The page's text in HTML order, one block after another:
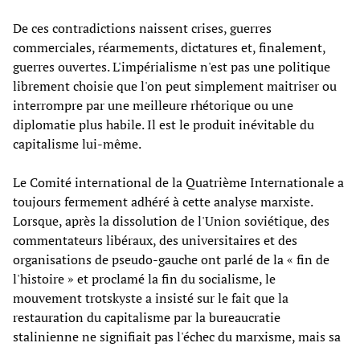
De ces contradictions naissent crises, guerres
commerciales, réarmements, dictatures et, finalement,
guerres ouvertes. L'impérialisme n'est pas une politique
librement choisie que l'on peut simplement maitriser ou
interrompre par une meilleure rhétorique ou une
diplomatie plus habile. Il est le produit inévitable du
capitalisme lui-même.
Le Comité international de la Quatrième Internationale a
toujours fermement adhéré à cette analyse marxiste.
Lorsque, après la dissolution de l'Union soviétique, des
commentateurs libéraux, des universitaires et des
organisations de pseudo-gauche ont parlé de la « fin de
l'histoire » et proclamé la fin du socialisme, le
mouvement trotskyste a insisté sur le fait que la
restauration du capitalisme par la bureaucratie
stalinienne ne signifiait pas l'échec du marxisme, mais sa